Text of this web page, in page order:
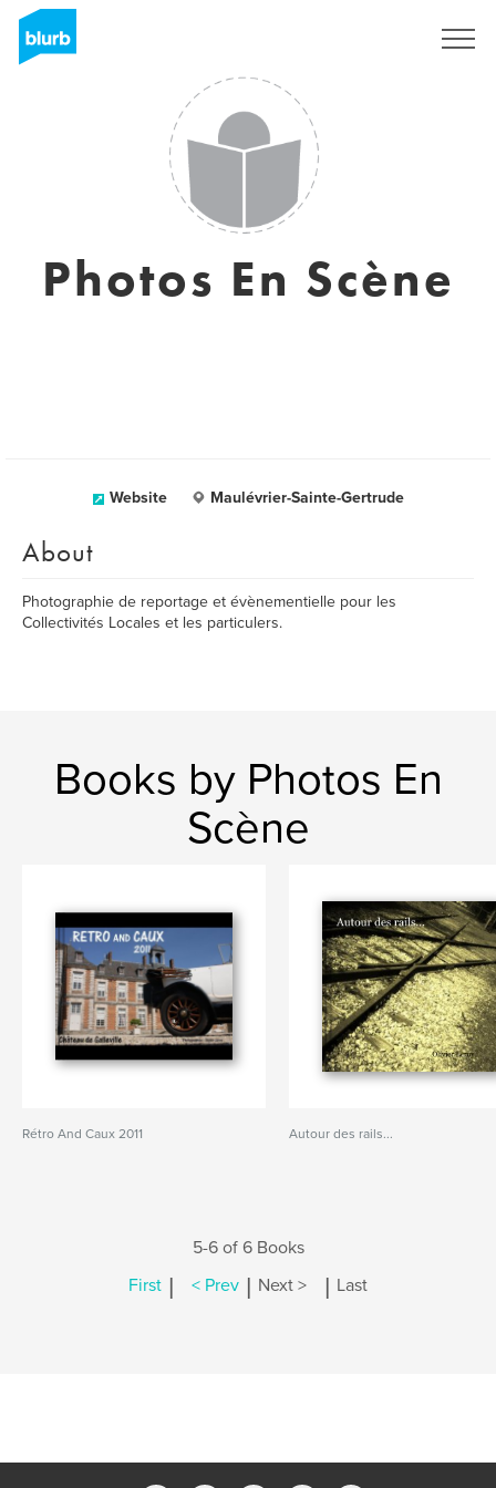
Photos En Scène
Website Maulévrier-Sainte-Gertrude
About
Photographie de reportage et évènementielle pour les
Collectivités Locales et les particulers.
Books by Photos En
Scène
Rétro And Caux 2011 Autour des rails...
5-6 of 6 Books
First | < Prev | Next > | Last